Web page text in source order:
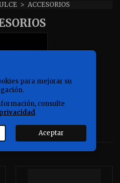
ACCESORIOS
variedad de accesorios y
del acuario.
para mejorar su
consulte
.
Aceptar